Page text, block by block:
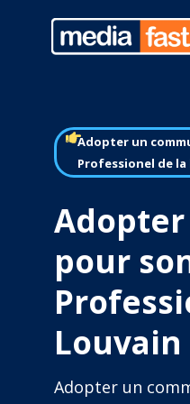
Adopter un
Professionel de
pour
Louvain
Adopter un